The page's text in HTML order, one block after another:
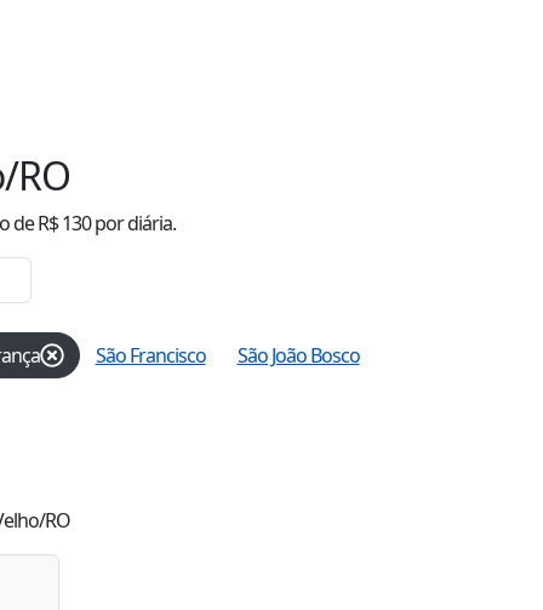
RO
de R$130por diária.
São Francisco São João Bosco
RO